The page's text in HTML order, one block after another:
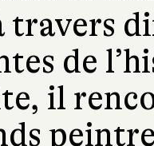
travers
de
il